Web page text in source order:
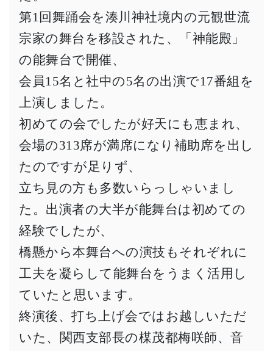
第1回舞踊会を湊川神社境内の元観世流
宗家の舞台を移設された、「神能殿」
の能舞台で開催、
会員15名と社中の5名の出演で17番組を
上演しました。
初めての会でしたが好天にも恵まれ、
会場の313席が満席になり補助席を出し
たのですが足りず、
立ち見の方も多数いらっしゃいまし
た。出演者の大半が能舞台は初めての
経験でしたが、
橋懸から本舞台への演技もそれぞれに
工夫を凝らして能舞台をうまく活用し
ていたと思います。
終演後、打ち上げ会ではお越しいただ
いた、関西支部長の楳茂都梅咲師、音